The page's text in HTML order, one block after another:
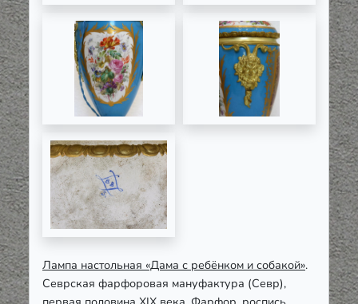
Лампа настольная «Дама с ребёнком и собакой».
Севрская фарфоровая мануфактура (Севр),